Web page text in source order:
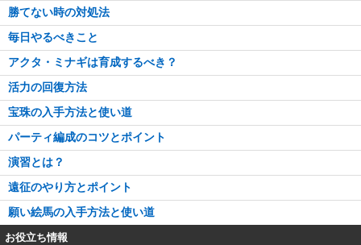
勝てない時の対処法
毎日やるべきこと
アクタ・ミナギは育成するべき？
活力の回復方法
宝珠の入手方法と使い道
パーティ編成のコツとポイント
演習とは？
遠征のやり方とポイント
願い絵馬の入手方法と使い道
お役立ち情報